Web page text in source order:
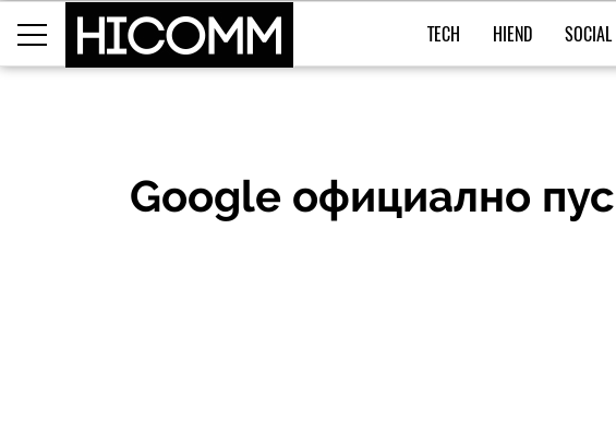
TECH HIEND SOCIAL
Google официално